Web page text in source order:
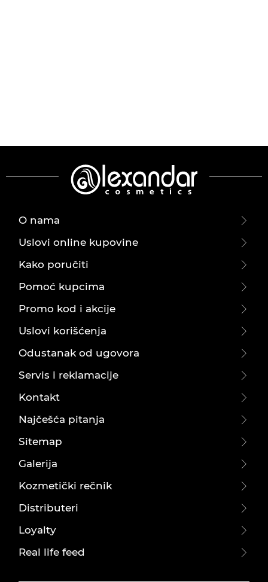
O nama
Uslovi online kupovine
Kako poručiti
Pomoć kupcima
Promo kod i akcije
Uslovi korišćenja
Odustanak od ugovora
Servis i reklamacije
Kontakt
Najčešća pitanja
Sitemap
Galerija
Kozmetički rečnik
Distributeri
Loyalty
Real life feed